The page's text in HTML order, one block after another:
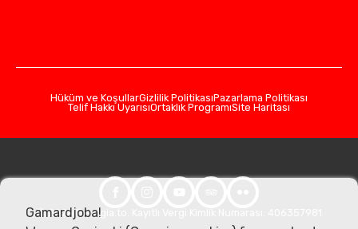
Hüküm ve KoşullarGizlilik PolitikasıPazarlama Politikası
Telif Hakkı UyarısıOrtaklık ProgramıSite Haritası
© 2026 Georgia.to. Kayıtlı Vergi Kimlik Numarası: 406357981
Gamardjoba!